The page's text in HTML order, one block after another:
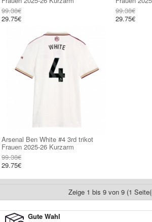
99.38€
29.75€
99.38€
29.75€
Arsenal Ben White #4 3rd trikot
Frauen 2025-26 Kurzarm
99.38€
29.75€
Zeige 1 bis 9 von 9 (1
Gute Wahl